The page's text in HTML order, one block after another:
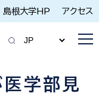
島根大学HP アクセス
学部見